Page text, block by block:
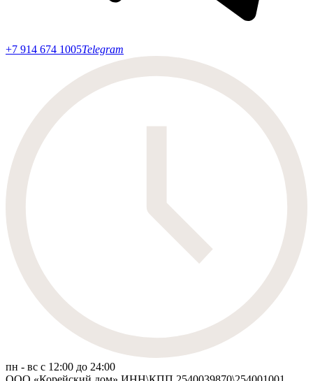
+7 914 674 1005Telegram
пн - вс c 12:00 до 24:00